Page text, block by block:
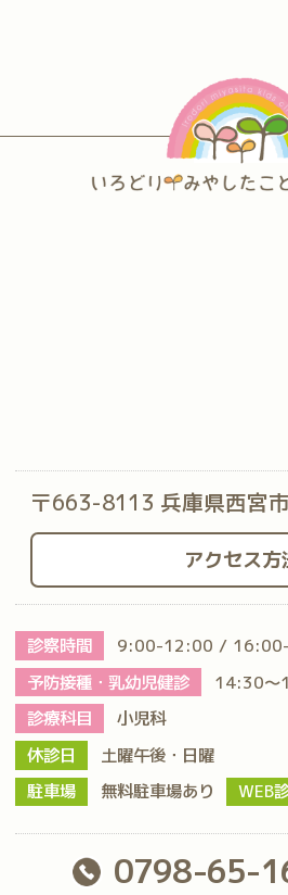
〒663-8113 兵庫県西宮
アクセス方
診察時間
9:00-12:00 /
予防接種・乳幼児健診
14:30～
診療科目
小児科
休診日
土曜午後・日曜
駐車場
無料駐車場あり WEB
0798-65-